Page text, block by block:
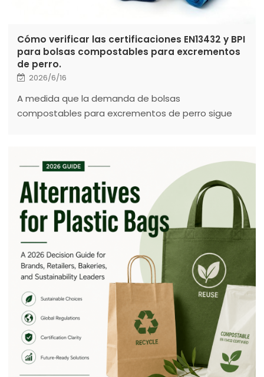
Cómo verificar las certificaciones EN13432 y BPI
para bolsas compostables para excrementos
de perro.
2026/6/16
A medida que la demanda de bolsas
compostables para excrementos de perro sigue